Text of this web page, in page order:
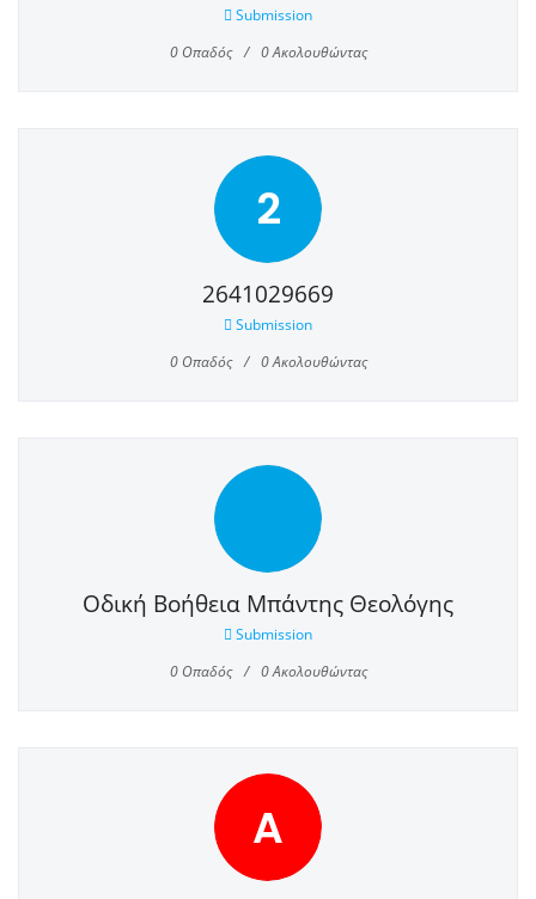
Submission
0Οπαδός 0Ακολουθώντας
2
2641029669
Submission
0Οπαδός 0Ακολουθώντας
Οδική Βοήθεια Μπάντης Θεολόγης
Submission
0Οπαδός 0Ακολουθώντας
A